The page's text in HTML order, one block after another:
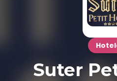
Suter